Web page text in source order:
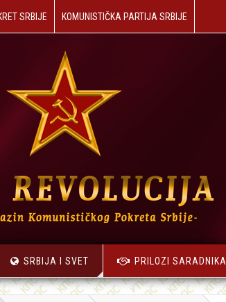
SRBIJE KOMUNISTIČKA PARTIJA SRBIJE
SRBIJA I SVET PRILOZI SARADNIKA